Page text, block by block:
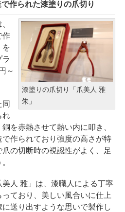
作られた漆塗りの爪切り
漆塗りの爪切り「爪美人 雅
朱」
作
を
ラ
～
れ
を赤熱させて熱い内に叩き、
作られており強度の高さが特
の切断時の視認性がよく、足
人 雅」は、漆職人による丁寧
ており、美しい風合いに仕上
送り出すような思いで製作し